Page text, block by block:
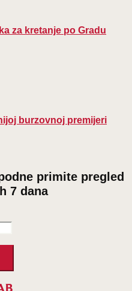
za kretanje po Gradu
burzovnoj premijeri
primite pregled
7 dana